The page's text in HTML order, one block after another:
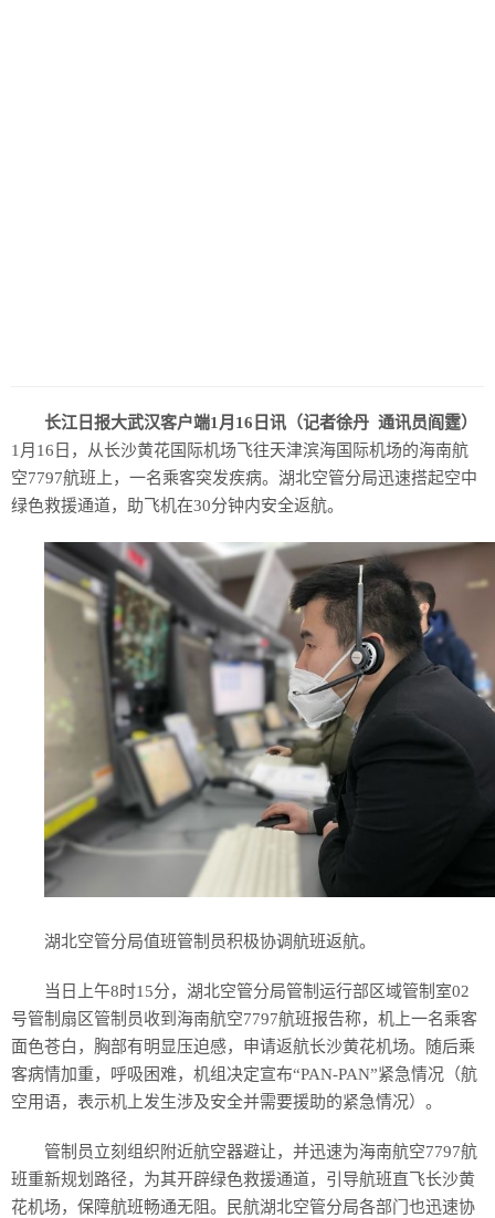
长江日报大武汉客户端1月16日讯（记者徐丹 通讯员阎霆）
1月16日，从长沙黄花国际机场飞往天津滨海国际机场的海南航
空7797航班上，一名乘客突发疾病。湖北空管分局迅速搭起空中
绿色救援通道，助飞机在30分钟内安全返航。
湖北空管分局值班管制员积极协调航班返航。
当日上午8时15分，湖北空管分局管制运行部区域管制室02
号管制扇区管制员收到海南航空7797航班报告称，机上一名乘客
面色苍白，胸部有明显压迫感，申请返航长沙黄花机场。随后乘
客病情加重，呼吸困难，机组决定宣布“PAN-PAN”紧急情况（航
空用语，表示机上发生涉及安全并需要援助的紧急情况）。
管制员立刻组织附近航空器避让，并迅速为海南航空7797航
班重新规划路径，为其开辟绿色救援通道，引导航班直飞长沙黄
花机场，保障航班畅通无阻。民航湖北空管分局各部门也迅速协